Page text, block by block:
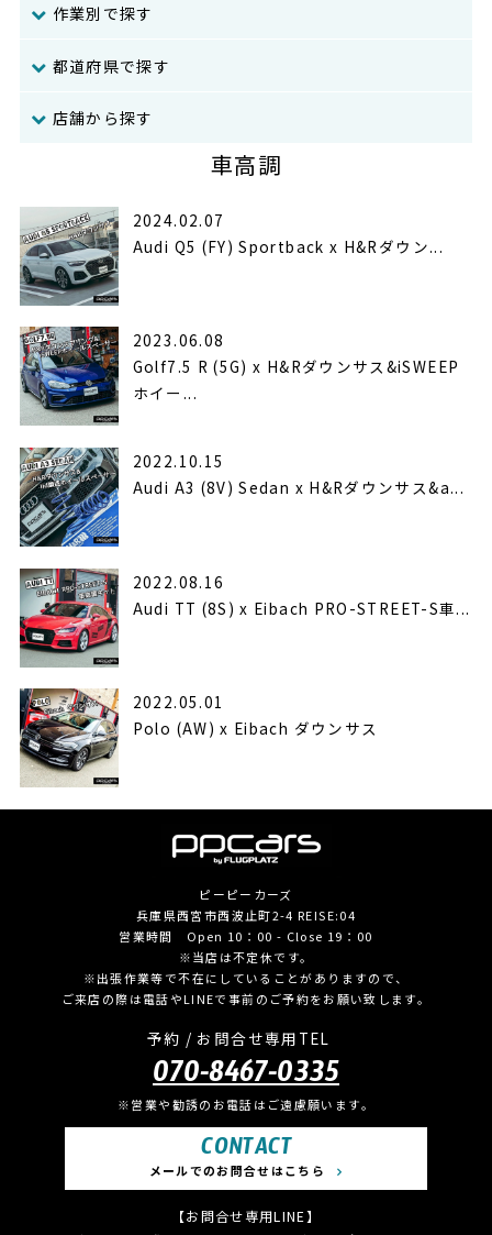
作業別で探す
都道府県で探す
店舗から探す
車高調
2024.02.07
Audi Q5 (FY) Sportback x H&Rダウン...
2023.06.08
Golf7.5 R (5G) x H&Rダウンサス&iSWEEP
ホイー...
2022.10.15
Audi A3 (8V) Sedan x H&Rダウンサス&a...
2022.08.16
Audi TT (8S) x Eibach PRO-STREET-S車...
2022.05.01
Polo (AW) x Eibach ダウンサス
ピーピーカーズ
兵庫県西宮市西波止町2-4 REISE:04
営業時間 Open 10：00 - Close 19：00
※当店は不定休です。
※出張作業等で不在にしていることがありますので、
ご来店の際は電話やLINEで事前のご予約をお願い致します。
予約 / お問合せ専用TEL
070-8467-0335
※営業や勧誘のお電話はご遠慮願います。
CONTACT
メールでのお問合せはこちら
【お問合せ専用LINE】